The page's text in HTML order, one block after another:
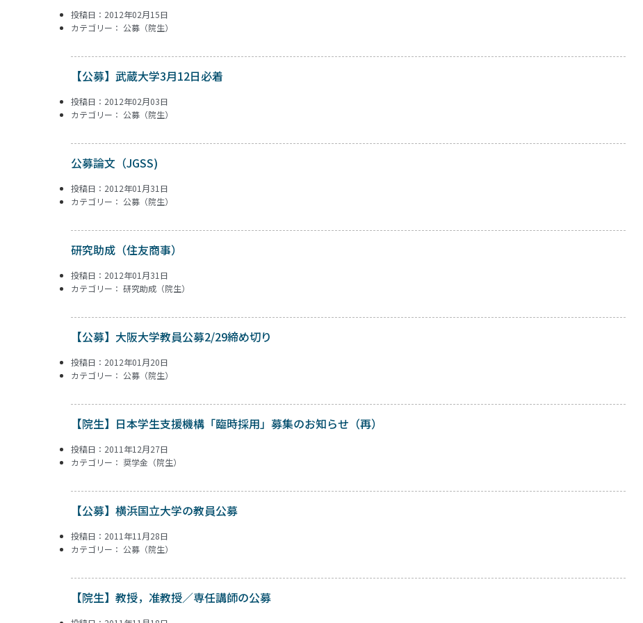
投稿日：2012年02月15日
カテゴリー： 公募（院生）
【公募】武蔵大学3月12日必着
投稿日：2012年02月03日
カテゴリー： 公募（院生）
公募論文（JGSS)
投稿日：2012年01月31日
カテゴリー： 公募（院生）
研究助成（住友商事）
投稿日：2012年01月31日
カテゴリー： 研究助成（院生）
【公募】大阪大学教員公募2/29締め切り
投稿日：2012年01月20日
カテゴリー： 公募（院生）
【院生】日本学生支援機構「臨時採用」募集のお知らせ（再）
投稿日：2011年12月27日
カテゴリー： 奨学金（院生）
【公募】横浜国立大学の教員公募
投稿日：2011年11月28日
カテゴリー： 公募（院生）
【院生】教授，准教授／専任講師の公募